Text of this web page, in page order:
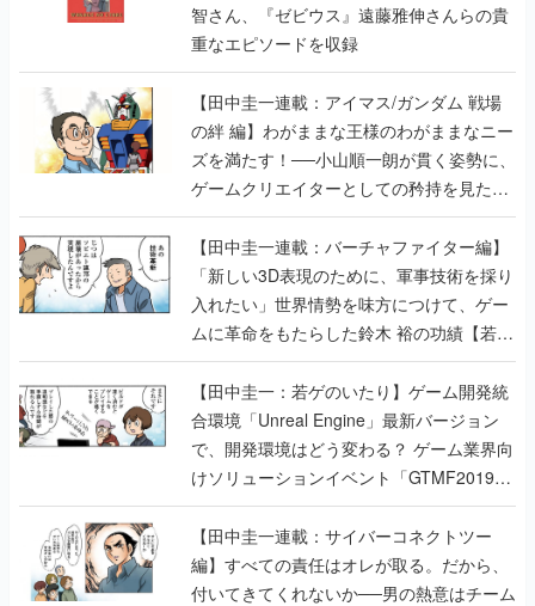
智さん、『ゼビウス』遠藤雅伸さんらの貴
重なエピソードを収録
【田中圭一連載：アイマス/ガンダム 戦場
の絆 編】わがままな王様のわがままなニー
ズを満たす！──小山順一朗が貫く姿勢に、
ゲームクリエイターとしての矜持を見た
【若ゲのいたり最終回】
【田中圭一連載：バーチャファイター編】
「新しい3D表現のために、軍事技術を採り
入れたい」世界情勢を味方につけて、ゲー
ムに革命をもたらした鈴木 裕の功績【若ゲ
のいたり】
【田中圭一：若ゲのいたり】ゲーム開発統
合環境「Unreal Engine」最新バージョン
で、開発環境はどう変わる？ ゲーム業界向
けソリューションイベント「GTMF2019」
に行って、より理解を深めよう【PR】
【田中圭一連載：サイバーコネクトツー
編】すべての責任はオレが取る。だから、
付いてきてくれないか──男の熱意はチーム